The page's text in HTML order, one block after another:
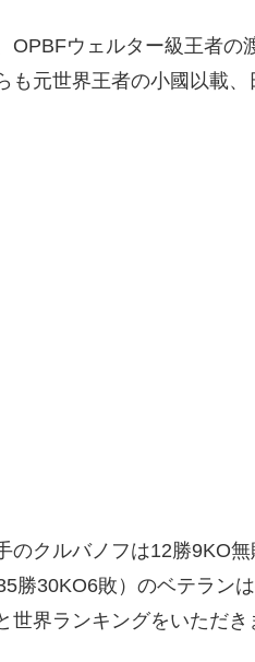
ウェルター級王者の
も元世界王者の小國以載
クルバノフは12勝9KO無
勝30KO6敗）のベテラン
世界ランキングをいただき